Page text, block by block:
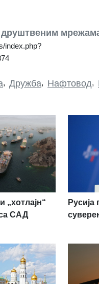
друштвеним
index.php?
, Дружба, Нафтовод,
„хотлајн“
САД
Русија